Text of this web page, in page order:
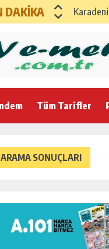
DAKİKA
Anadolu
21 Şubat
Tüm Tarifler
ARAMA SONUÇLARI